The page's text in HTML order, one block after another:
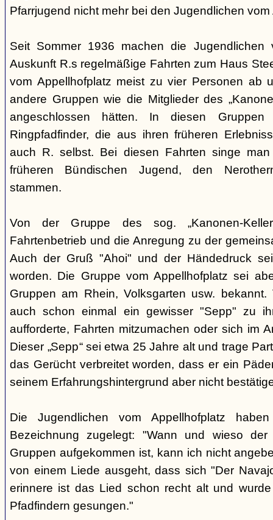
Pfarrjugend nicht mehr bei den Jugendlichen
Seit Sommer 1936 machen die Jugendlichen
Auskunft R.s regelmäßige Fahrten zum Haus
vom Appellhofplatz meist zu vier Personen ab
andere Gruppen wie die Mitglieder des
angeschlossen hätten. In diesen
Ringpfadfinder, die aus ihren früheren
auch R. selbst. Bei diesen Fahrten singe
früheren Bündischen Jugend, den
stammen.
Von der Gruppe des sog. „Kanonen-
Fahrtenbetrieb und die Anregung zu der
Auch der Gruß "Ahoi" und der Händedruck
worden. Die Gruppe vom Appellhofplatz sei
Gruppen am Rhein, Volksgarten usw.
auch schon einmal ein gewisser "Sepp" zu
aufforderte, Fahrten mitzumachen oder sich im
Dieser „Sepp“ sei etwa 25 Jahre alt und trage
das Gerücht verbreitet worden, dass er ein
seinem Erfahrungshintergrund aber nicht
Die Jugendlichen vom Appellhofplatz
Bezeichnung zugelegt: "Wann und wieso
Gruppen aufgekommen ist, kann ich nicht
von einem Liede ausgeht, dass sich "Der
erinnere ist das Lied schon recht alt und
Pfadfindern gesungen."